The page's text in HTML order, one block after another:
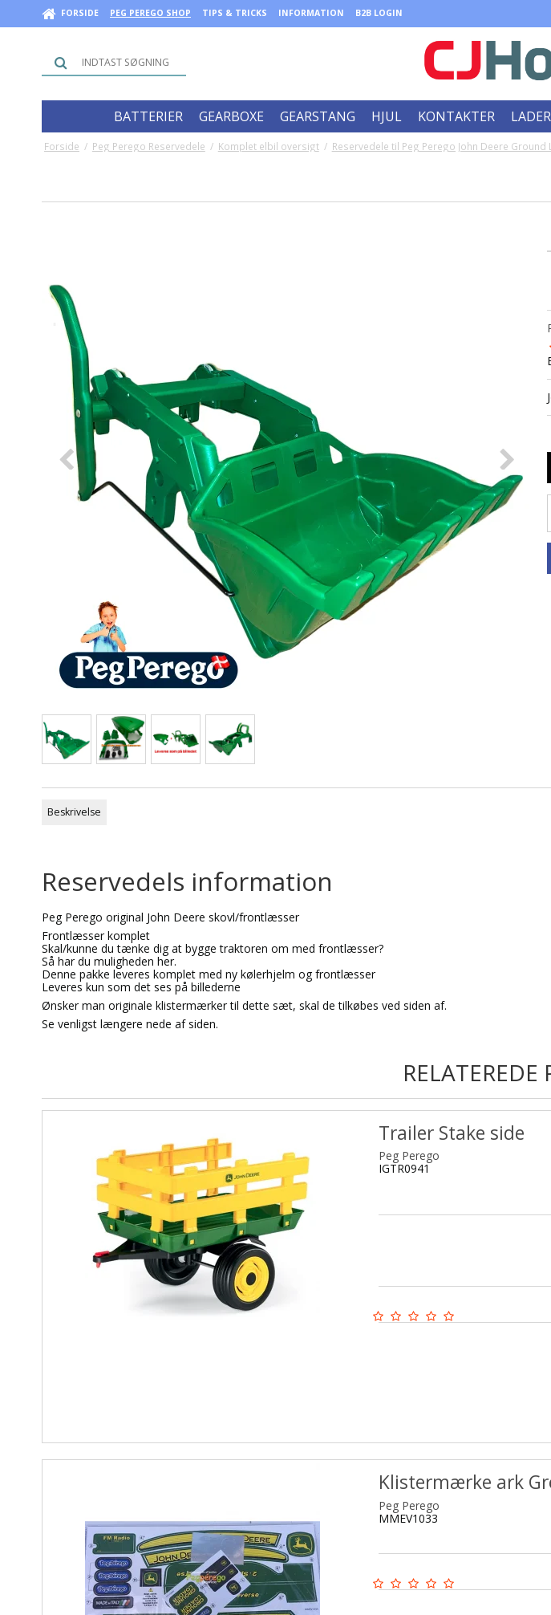
FORSIDE PEG PEREGO SHOP TIPS & TRICKS INFORMATION B2B LOGIN
BATTERIER GEARBOXE GEARSTANG HJUL KONTAKTER LADER
Forside / Peg Perego Reservedele / Komplet elbil oversigt / Reservedele til Peg Perego John Deere Ground
Beskrivelse
Reservedels information
Peg Perego original John Deere skovl/frontlæsser
Frontlæsser komplet
Skal/kunne du tænke dig at bygge traktoren om med frontlæsser?
Så har du muligheden her.
Denne pakke leveres komplet med ny kølerhjelm og frontlæsser
Leveres kun som det ses på billederne
Ønsker man originale klistermærker til dette sæt, skal de tilkøbes ved siden af.
Se venligst længere nede af siden.
RELATEREDE
Trailer Stake side
Peg Perego
IGTR0941
Klistermærke ark
Peg Perego
MMEV1033